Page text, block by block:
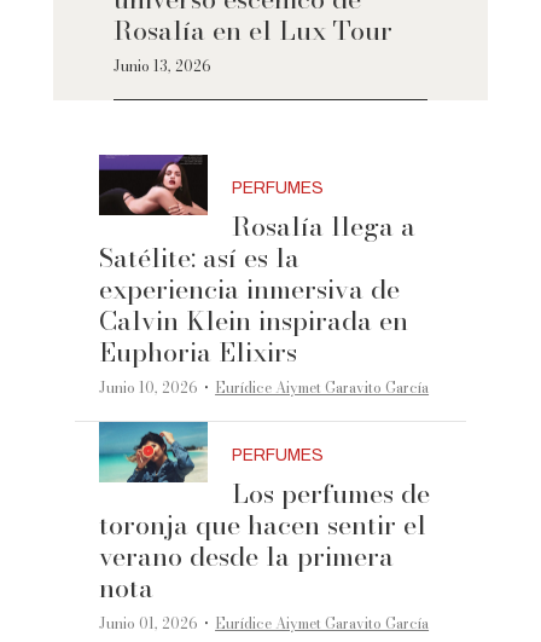
Rosalía en el Lux Tour
Junio 13, 2026
PERFUMES
Rosalía llega a
Satélite: así es la
experiencia inmersiva de
Calvin Klein inspirada en
Euphoria Elixirs
Junio 10, 2026 ·Eurídice Aiymet Garavito García
PERFUMES
Los perfumes de
toronja que hacen sentir el
verano desde la primera
nota
Junio 01, 2026 ·Eurídice Aiymet Garavito García